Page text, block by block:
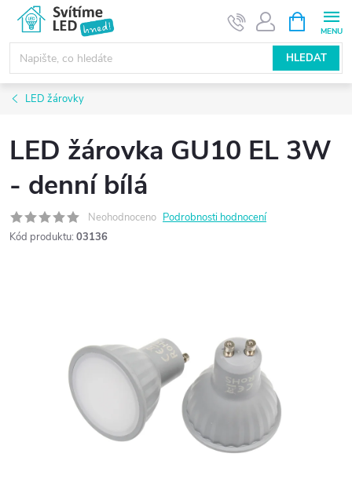
obsah
HLEDAT
NÁKUPNÍ
KOŠÍK
LED žárovky
LED žárovka GU10 EL 3W
- denní bílá
Neohodnoceno Podrobnosti hodnocení
Kód produktu: 03136